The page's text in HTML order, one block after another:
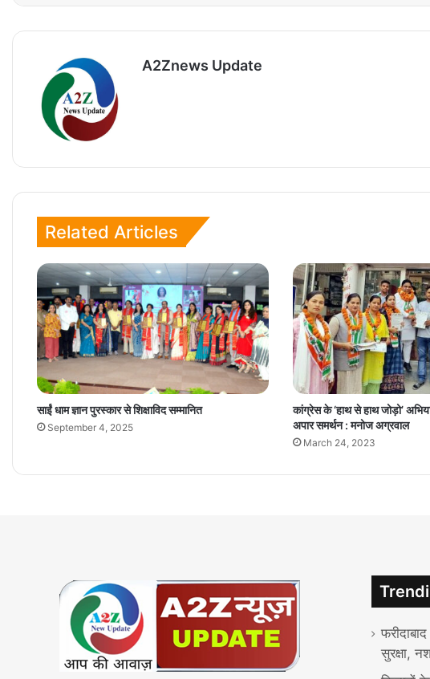
A2Znews Update
Related Articles
साईं धाम ज्ञान पुरस्कार से शिक्षाविद सम्मानित
September 4, 2025
कांग्रेस के ‘हाथ से हाथ जोड़ो’
अपार समर्थन : मनोज अग्रवाल
March 24, 2023
सुरक्षा,